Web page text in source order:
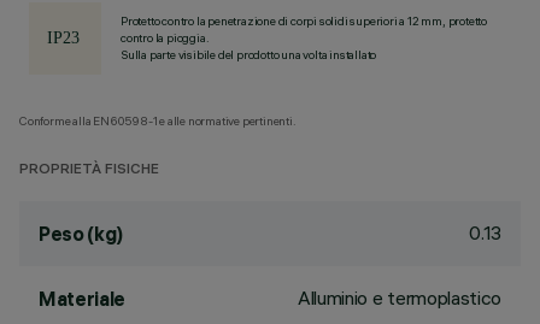
Protetto contro la penetrazione di corpi solidi superiori a 12 mm, protetto
contro la pioggia.
Sulla parte visibile del prodotto una volta installato
Conforme alla EN60598-1 e alle normative pertinenti.
PROPRIETÀ FISICHE
Peso (kg) 0.13
Materiale Alluminio e termoplastico